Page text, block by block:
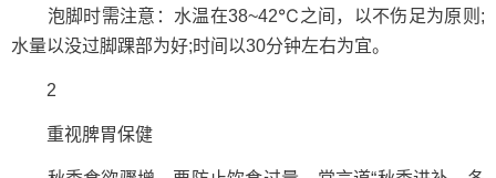
泡脚时需注意：水温在38~42℃之间，以不伤足为原则;
水量以没过脚踝部为好;时间以30分钟左右为宜。
2
重视脾胃保健